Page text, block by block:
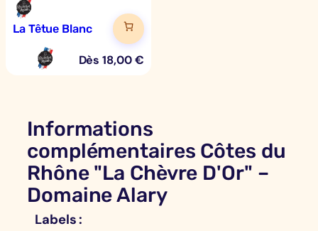
La Têtue Blanc
Dès18,00€
Informations
complémentaires Côtes du
Rhône "La Chèvre D'Or" –
Domaine Alary
Labels